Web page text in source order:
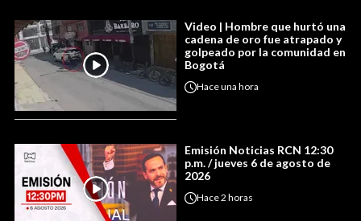
Video | Hombre que hurtó una
cadena de oro fue atrapado y
golpeado por la comunidad en
Bogotá
Haceuna hora
Emisión Noticias RCN 12:30
p.m. / jueves 6 de agosto de
2026
Hace2 horas